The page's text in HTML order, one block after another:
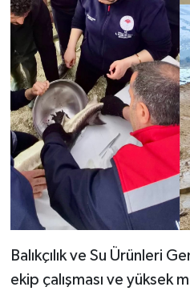
Balıkçılık ve Su Ürünleri
ekip çalışması ve yüksek